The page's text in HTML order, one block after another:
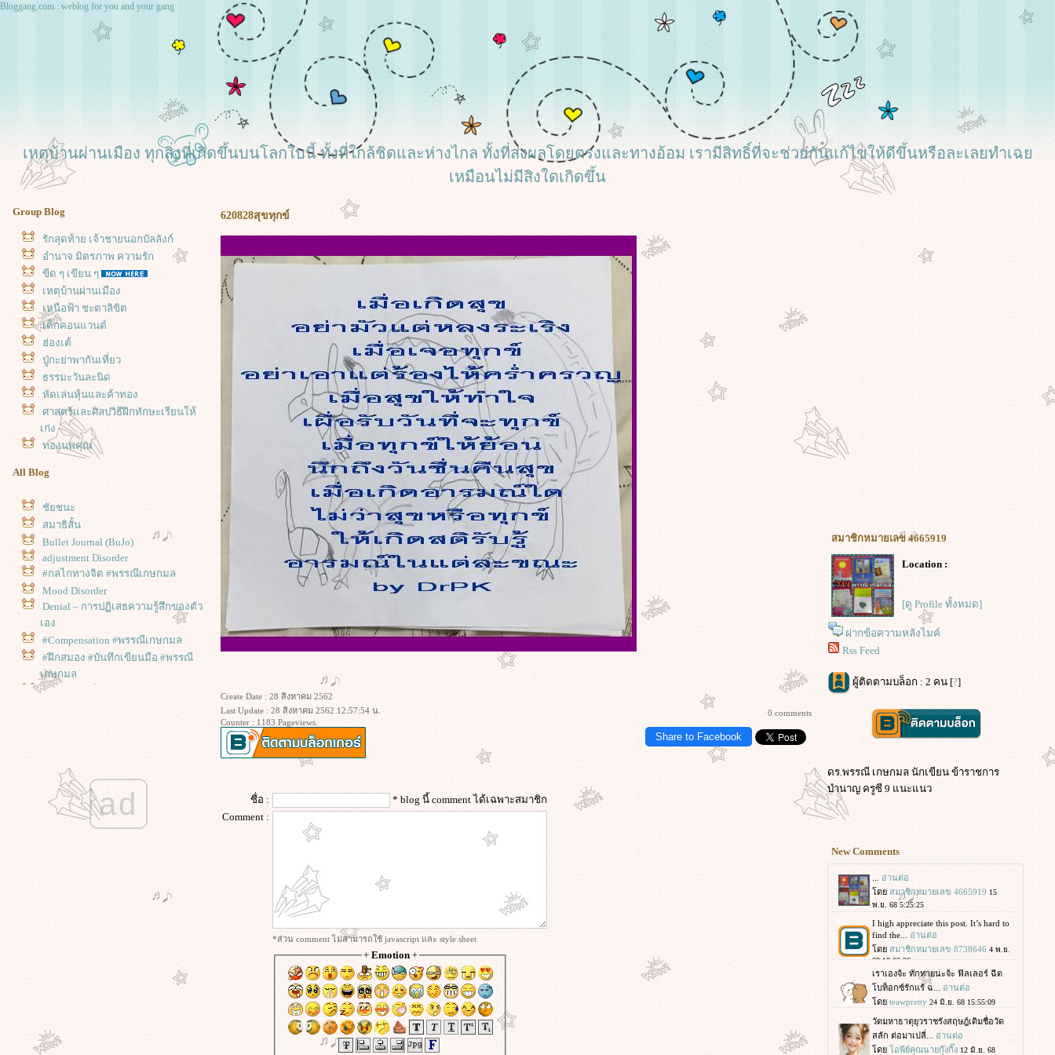
Bloggang.com : weblog for you and your gang
เหตุบ้านผ่านเมือง ทุกสิ่งที่เกิดขึ้นบนโลกใบนี้ ทั้งที่ใกล้ชิดและห่างไกล ทั้งที่ส่งผลโดยตรงและทางอ้อม เรามีสิทธิ์ที่จะช่วยกันแก้ไขให้ดีขึ้นหรือละเลยทำเฉ
เหมือนไม่มีสิงใดเกิดขึ้น
Group Blog
รักสุดท้าย เจ้าชายนอกบัลลังก์
อำนาจ มิตรภาพ ความรัก
ขีด ๆ เขียน ๆ
เหตุบ้านผ่านเมือง
เหนือฟ้า ชะตาลิขิต
เด็กคอนแวนต์
ฮ่องเต้
ปู่กะย่าพากันเที่ยว
ธรรมะวันละนิด
หัดเล่นหุ้นและค้าทอง
ศาสตร์และศิลปวิธีฝึกทักษะเรียนให้
เก่ง
ทองนพคุณ
All Blog
ชัยชนะ
สมาธิสั้น
Bullet Journal (BuJo)
adjustment Disorder
#กลไกทางจิต #พรรณีเกษกมล
Mood Disorder
Denial – การปฏิเสธความรู้สึกของตัว
เอง
#Compensation #พรรณีเกษกมล
#ฝึกสมอง #บันทึกเขียนมือ #พรรณี
เกษกมล
คิดด้วยใจ ที่ไตร่ตรอง บันทึกเขียน
#ลัทธิเต๋า #พรรณีเกษกมล
#งานเขียน #พรรณีเกษกมล
#ทะเยอทะยานสูง #พรรณีเกษกมล
#Ambition #พรรณีเกษกมล
#การตั้งเป้าหมายชีวิต #พรรณีเกษ
#ทักษะชีวิตที่จำเป็นในยุคAI #พรรณี
เกษกมล
ad
620828สุขทุกข์
Create Date : 28 สิงหาคม 2562
Last Update : 28 สิงหาคม 2562 12:57:54 น.
Counter : 1183 Pageviews.
0 comments
Share to Facebook
ชื่อ :
* blog นี้ comment ได้เฉพาะสมาชิก
Comment :
*ส่วน comment ไม่สามารถใช้ javascript และ style sheet
+ Emotion+
สมาชิกหมายเลข 4665919
Location :
[ดู Profile ทั้งหมด]
ฝากข้อความหลังไมค์
Rss Feed
ผู้ติดตามบล็อก : 2 คน [?]
ดร.พรรณี เกษกมล นักเขียน ข้าราชการ
บำนาญ ครูซี 9 แนะแนว
New Comments